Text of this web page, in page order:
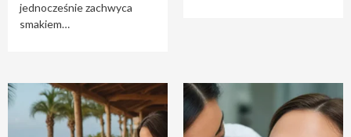
jednocześnie zachwyca
smakiem…